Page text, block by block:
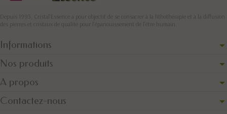
Depuis 1993, Cristal'Essence a pour objectif de se consacrer à la lithothérapie et à la diffusion
des pierres et cristaux de qualité pour l’épanouissement de l’être humain.
Informations
Nos produits
A propos
Contactez-nous